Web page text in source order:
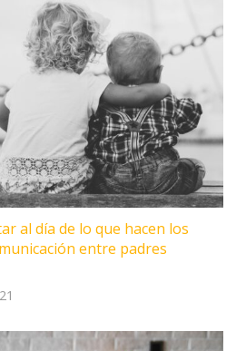
al día de lo que hacen los
entre padres